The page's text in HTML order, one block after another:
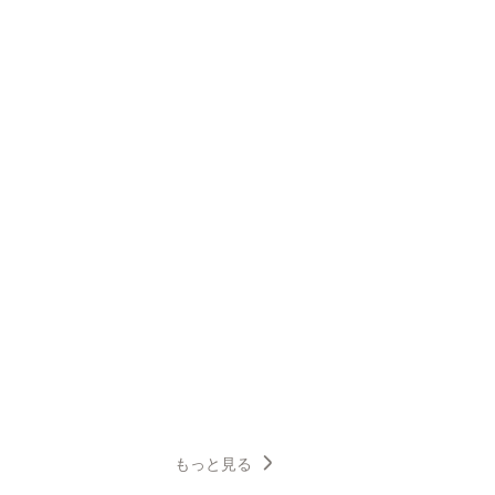
もっと見る